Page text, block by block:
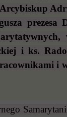
i ks.
i